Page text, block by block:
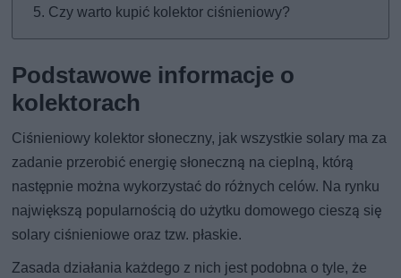
Czy warto kupić kolektor ciśnieniowy?
Podstawowe informacje o
kolektorach
Ciśnieniowy kolektor słoneczny, jak wszystkie solary ma za
zadanie przerobić energię słoneczną na cieplną, którą
następnie można wykorzystać do różnych celów. Na rynku
największą popularnością do użytku domowego cieszą się
solary ciśnieniowe oraz tzw. płaskie.
Zasada działania każdego z nich jest podobna o tyle, że